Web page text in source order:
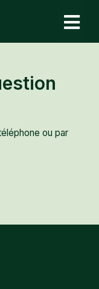
ou par